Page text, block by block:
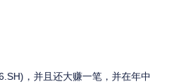
，并且还大赚一笔，并在年中